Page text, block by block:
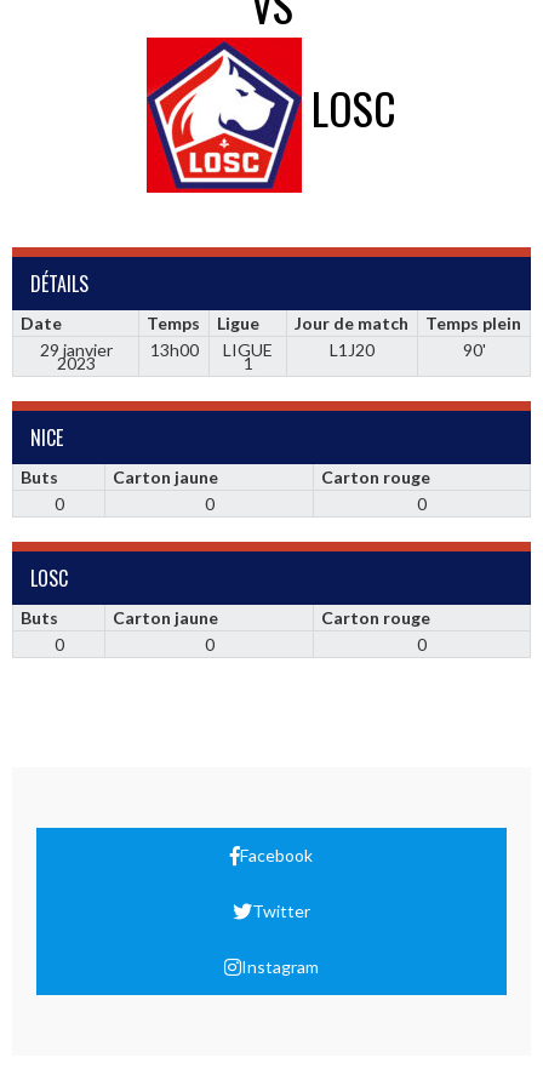
LOSC
DÉTAILS
Date Temps Ligue Jour de match
Temps plein
29 janvier
2023
13h00 LIGUE
1
L1J20 90'
NICE
Buts Carton jaune
Carton rouge
0
0 0
LOSC
Buts Carton jaune
Carton rouge
0
0 0
Facebook
Twitter
Instagram